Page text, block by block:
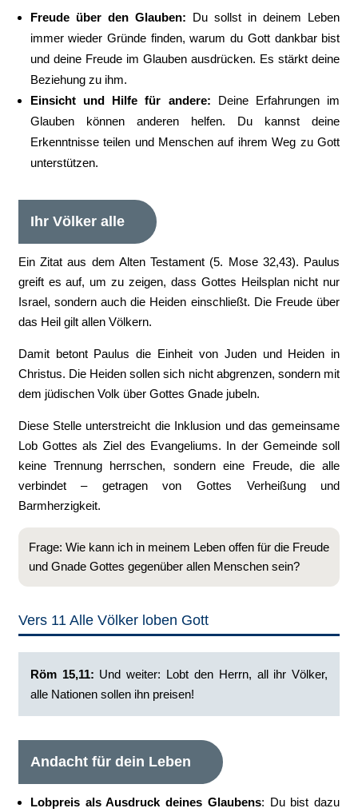
Freude über den Glauben: Du sollst in deinem Leben
immer wieder Gründe finden, warum du Gott dankbar bist
und deine Freude im Glauben ausdrücken. Es stärkt deine
Beziehung zu ihm.
Einsicht und Hilfe für andere: Deine Erfahrungen im
Glauben können anderen helfen. Du kannst deine
Erkenntnisse teilen und Menschen auf ihrem Weg zu Gott
unterstützen.
Ihr Völker alle
Ein Zitat aus dem Alten Testament (5. Mose 32,43). Paulus
greift es auf, um zu zeigen, dass Gottes Heilsplan nicht nur
Israel, sondern auch die Heiden einschließt. Die Freude über
das Heil gilt allen Völkern.
Damit betont Paulus die Einheit von Juden und Heiden in
Christus. Die Heiden sollen sich nicht abgrenzen, sondern mit
dem jüdischen Volk über Gottes Gnade jubeln.
Diese Stelle unterstreicht die Inklusion und das gemeinsame
Lob Gottes als Ziel des Evangeliums. In der Gemeinde soll
keine Trennung herrschen, sondern eine Freude, die alle
verbindet – getragen von Gottes Verheißung und
Barmherzigkeit.
Frage: Wie kann ich in meinem Leben offen für die Freude
und Gnade Gottes gegenüber allen Menschen sein?
Vers 11 Alle Völker loben Gott
Röm 15,11: ‭ Und weiter: Lobt den Herrn, all ihr Völker,
alle Nationen sollen ihn preisen!
Andacht für dein Leben
Lobpreis als Ausdruck deines Glaubens: Du bist dazu